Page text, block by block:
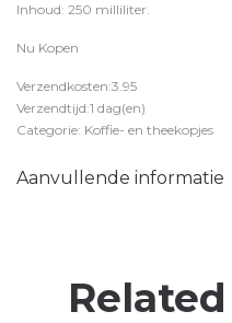
Inhoud: 250 milliliter.
Nu Kopen
Verzendkosten:3.95
Verzendtijd:1 dag(en)
Categorie: Koffie- en theekopjes
Aanvullende informatie